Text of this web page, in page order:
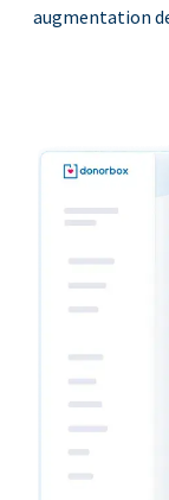
augmentation